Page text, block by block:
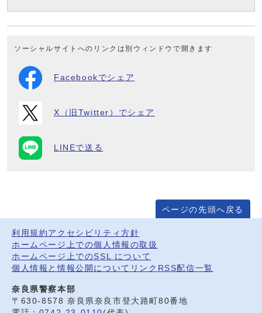
ソーシャルサイトへのリンクは別ウィンドウで開きます
Facebookでシェア
X（旧Twitter）でシェア
LINEで送る
ページの先頭へ戻る
利用規約 アクセシビリティ方針
ホームページ上での個人情報の取扱
ホームページ上でのSSL について
個人情報と情報公開について リンク RSS配信一覧
奈良県警察本部
〒630-8578 奈良県奈良市登大路町80番地